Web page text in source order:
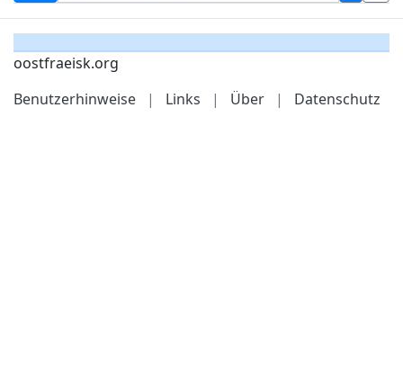
oostfraeisk.org
Benutzerhinweise
| Links | Über | Datenschutz